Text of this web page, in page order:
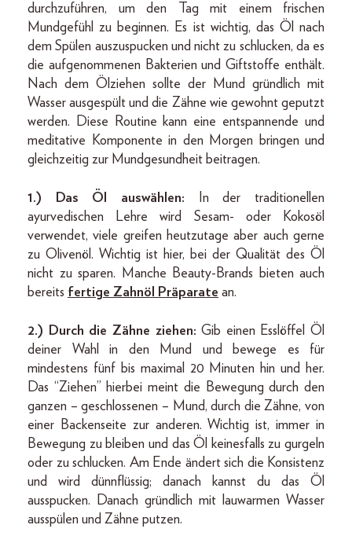
durchzuführen, um den Tag mit einem frischen
Mundgefühl zu beginnen. Es ist wichtig, das Öl nach
dem Spülen auszuspucken und nicht zu schlucken, da es
die aufgenommenen Bakterien und Giftstoffe enthält.
Nach dem Ölziehen sollte der Mund gründlich mit
Wasser ausgespült und die Zähne wie gewohnt geputzt
werden. Diese Routine kann eine entspannende und
meditative Komponente in den Morgen bringen und
gleichzeitig zur Mundgesundheit beitragen.
1.) Das Öl auswählen: In der traditionellen
ayurvedischen Lehre wird Sesam- oder Kokosöl
verwendet, viele greifen heutzutage aber auch gerne
zu Olivenöl. Wichtig ist hier, bei der Qualität des Öl
nicht zu sparen. Manche Beauty-Brands bieten auch
bereits fertige Zahnöl Präparate an.
2.) Durch die Zähne ziehen: Gib einen Esslöffel Öl
deiner Wahl in den Mund und bewege es für
mindestens fünf bis maximal 20 Minuten hin und her.
Das “Ziehen” hierbei meint die Bewegung durch den
ganzen – geschlossenen – Mund, durch die Zähne, von
einer Backenseite zur anderen. Wichtig ist, immer in
Bewegung zu bleiben und das Öl keinesfalls zu gurgeln
oder zu schlucken. Am Ende ändert sich die Konsistenz
und wird dünnflüssig; danach kannst du das Öl
ausspucken. Danach gründlich mit lauwarmen Wasser
ausspülen und Zähne putzen.